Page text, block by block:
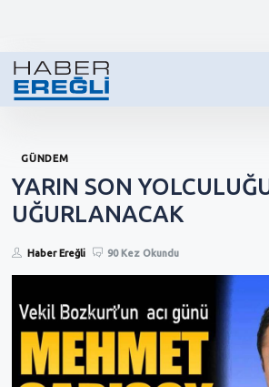
GÜNDEM
YARIN SON
UĞURLANACAK
Haber Ereğli 90 Kez Okundu